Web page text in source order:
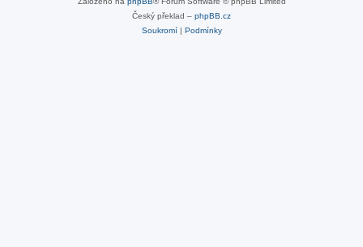
Český překlad – phpBB.cz
Soukromí| Podmínky